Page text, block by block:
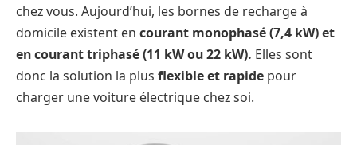
chez vous. Aujourd’hui, les bornes de recharge à
domicile existent en courant monophasé (7,4 kW) et
en courant triphasé (11 kW ou 22 kW). Elles sont
donc la solution la plus flexible et rapide pour
charger une voiture électrique chez soi.